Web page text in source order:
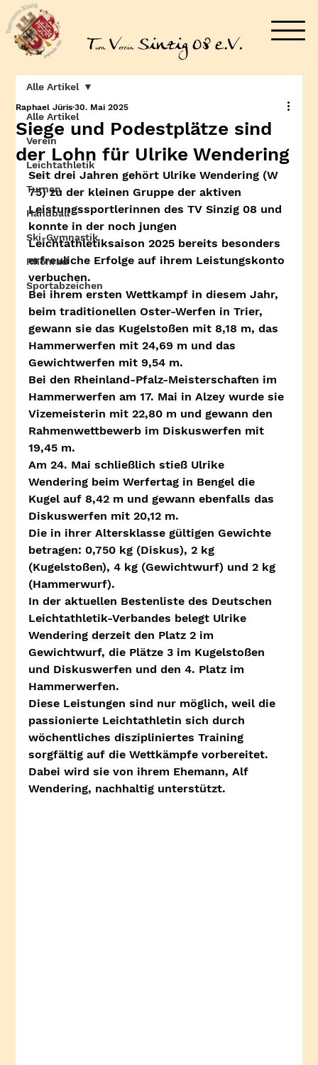
Alle Artikel
Verein
Leichtathletik
Turnen
Handball
Ski-Gymnastik
Rhönrad
Sportabzeichen
Alle Artikel
Siege und Podestplätze sind
der Lohn für Ulrike Wendering
Raphael Jüris 30. Mai 2025
Seit drei Jahren gehört Ulrike Wendering (W
75) zu der kleinen Gruppe der aktiven
Leistungssportlerinnen des TV Sinzig 08 und
konnte in der noch jungen
Leichtathletiksaison 2025 bereits besonders
erfreuliche Erfolge auf ihrem Leistungskonto
verbuchen.
Bei ihrem ersten Wettkampf in diesem Jahr,
beim traditionellen Oster-Werfen in Trier,
gewann sie das Kugelstoßen mit 8,18 m, das
Hammerwerfen mit 24,69 m und das
Gewichtwerfen mit 9,54 m.
Bei den Rheinland-Pfalz-Meisterschaften im
Hammerwerfen am 17. Mai in Alzey wurde sie
Vizemeisterin mit 22,80 m und gewann den
Rahmenwettbewerb im Diskuswerfen mit
19,45 m.
Am 24. Mai schließlich stieß Ulrike
Wendering beim Werfertag in Bengel die
Kugel auf 8,42 m und gewann ebenfalls das
Diskuswerfen mit 20,12 m.
Die in ihrer Altersklasse gültigen Gewichte
betragen: 0,750 kg (Diskus), 2 kg
(Kugelstoßen), 4 kg (Gewichtwurf) und 2 kg
(Hammerwurf).
In der aktuellen Bestenliste des Deutschen
Leichtathletik-Verbandes belegt Ulrike
Wendering derzeit den Platz 2 im
Gewichtwurf, die Plätze 3 im Kugelstoßen
und Diskuswerfen und den 4. Platz im
Hammerwerfen.
Diese Leistungen sind nur möglich, weil die
passionierte Leichtathletin sich durch
wöchentliches diszipliniertes Training
sorgfältig auf die Wettkämpfe vorbereitet.
Dabei wird sie von ihrem Ehemann, Alf
Wendering, nachhaltig unterstützt.